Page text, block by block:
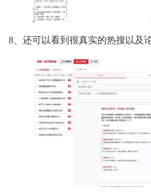
8、还可以看到很真实的热搜以及